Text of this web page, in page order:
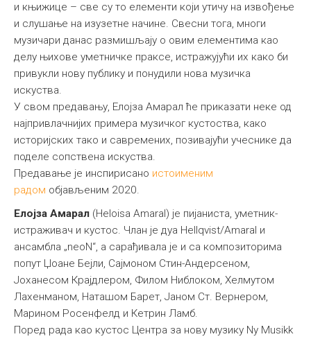
и књижице – све су то елементи који утичу на извођење
и слушање на изузетне начине. Свесни тога, многи
музичари данас размишљају о овим елементима као
делу њихове уметничке праксе, истражујући их како би
привукли нову публику и понудили нова музичка
искуства.
У свом предавању, Елојза Амарал ће приказати неке од
најпривлачнијих примера музичког кустоства, како
историјских тако и савремених, позивајући учеснике да
поделе сопствена искуства.
Предавање је инспирисано истоименим
радом објављеним 2020.
Елојза Амарал (Heloisa Amaral) је пијаниста, уметник-
истраживач и кустос. Члан је дуа Hellqvist/Amaral и
ансамбла „neoN“, а сарађивала је и са композиторима
попут Џоане Бејли, Сајмоном Стин-Андерсеном,
Јоханесом Крајдлером, Филом Ниблоком, Хелмутом
Лахенманом, Наташом Барет, Јаном Ст. Вернером,
Марином Росенфелд и Кетрин Ламб.
Поред рада као кустос Центра за нову музику Ny Musikk